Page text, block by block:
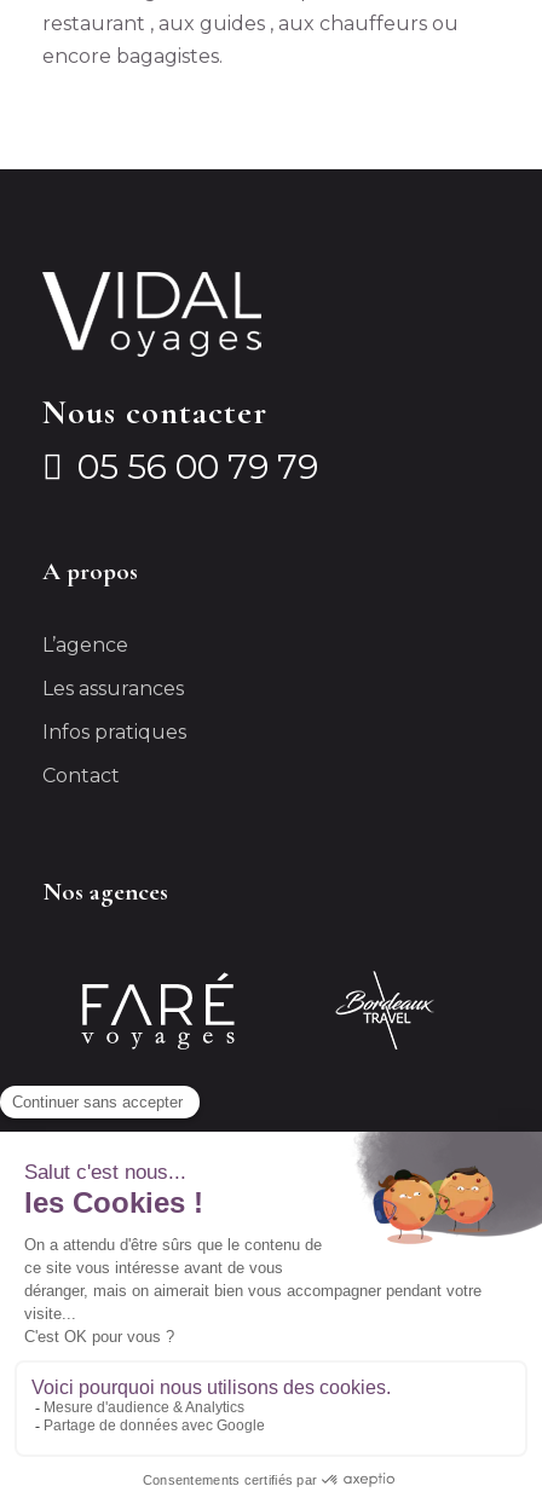
restaurant , aux guides , aux chauffeurs ou
encore bagagistes.
Nous contacter
05 56 00 79 79
A propos
L’agence
Les assurances
Infos pratiques
Contact
Nos agences
Abonnez-vous à notre newsletter
© 2022 Vidal Voyages -Conditions générales de
vente-Conditions particulières de vente
Suivez-nous :